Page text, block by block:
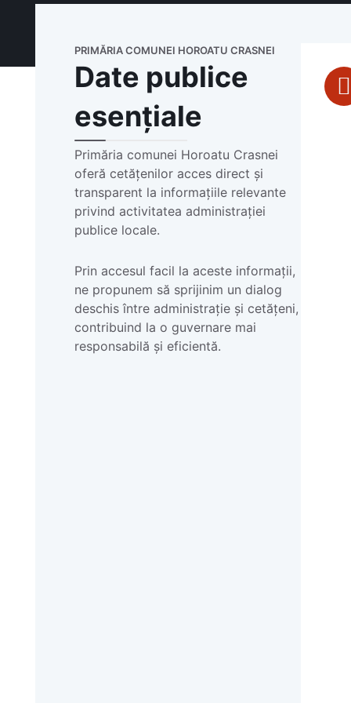
PRIMĂRIA COMUNEI HOROATU CRASNEI
Date publice
esențiale
Primăria comunei Horoatu Crasnei
oferă cetățenilor acces direct și
transparent la informațiile relevante
privind activitatea administrației
publice locale.
Prin accesul facil la aceste informații,
ne propunem să sprijinim un dialog
deschis între administrație și cetățeni,
contribuind la o guvernare mai
responsabilă și eficientă.